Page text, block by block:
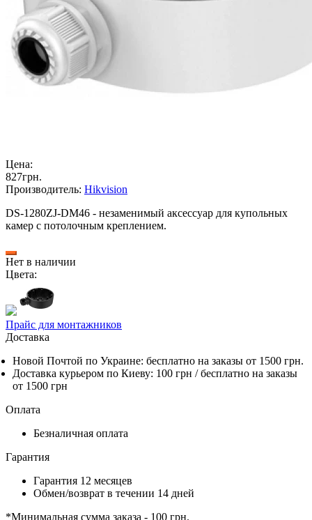
Цена:
827грн.
Производитель: Hikvision
DS-1280ZJ-DM46 - незаменимый аксессуар для купольных
камер с потолочным креплением.
Нет в наличии
Цвета:
Прайс для монтажников
Доставка
Новой Почтой по Украине: бесплатно на заказы от 1500 грн.
Доставка курьером по Киеву: 100 грн /бесплатно на заказы
от 1500 грн
Оплата
Безналичная оплата
Гарантия
Гарантия 12 месяцев
Обмен/возврат в течении 14 дней
*Минимальная сумма заказа - 100 грн.